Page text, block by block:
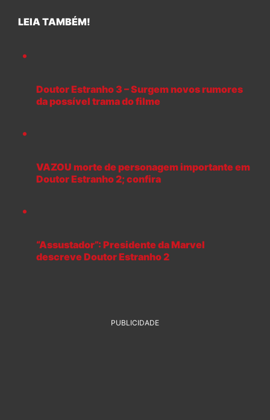
LEIA TAMBÉM!
Doutor Estranho 3 – Surgem novos rumores
da possível trama do filme
VAZOU morte de personagem importante em
Doutor Estranho 2; confira
“Assustador”: Presidente da Marvel
descreve Doutor Estranho 2
PUBLICIDADE